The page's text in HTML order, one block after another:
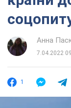
Анна
7.04.2022
1